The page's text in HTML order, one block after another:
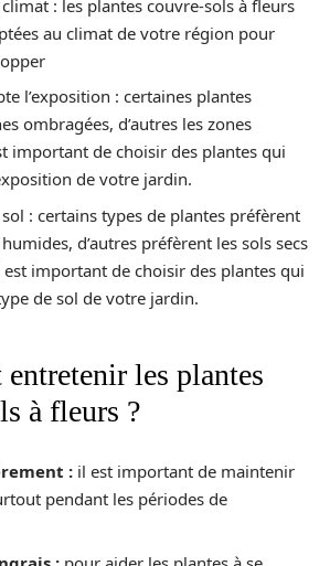
: les plantes couvre-sols à fleurs
au climat de votre région pour
l’exposition : certaines plantes
ombragées, d’autres les zones
important de choisir des plantes qui
de votre jardin.
: certains types de plantes préfèrent
d’autres préfèrent les sols secs
important de choisir des plantes qui
de sol de votre jardin.
les plantes
à fleurs ?
: il est important de maintenir
pendant les périodes de